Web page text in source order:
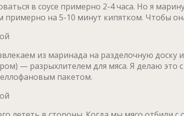
в соусе примерно 2-4 часа. Но я
на 5-10 минут кипятком. Чтобы
из маринада на разделочную
— разрыхлителем для мяса. Я делаю
пакетом.